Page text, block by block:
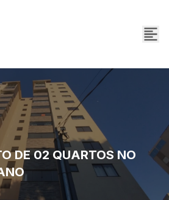
DE 02 QUARTOS NO